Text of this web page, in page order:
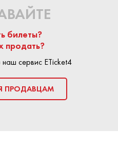
билеты?
продать?
сервис ETicket4
ПРОДАВЦАМ